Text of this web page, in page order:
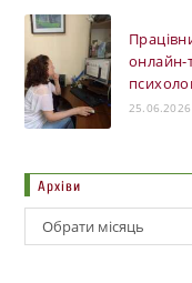
онлайн-
25.06.2026
Архіви
Обрати місяць